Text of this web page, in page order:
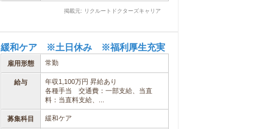
掲載元: リクルートドクターズキャリア
緩和ケア ※土日休み ※福利厚生充実
雇用形態 常勤
給与
年収1,100万円 昇給あり
各種手当 交通費：一部支給、当直
料：当直料支給、...
募集科目 緩和ケア